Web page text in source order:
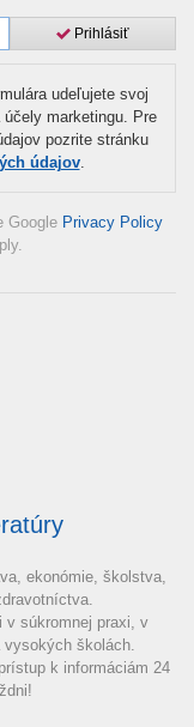
Prihlásiť
udeľujete svoj
marketingu. Pre
pozrite stránku
údajov.
Google Privacy Policy
ekonómie, školstva,
v súkromnej praxi, v
školách.
k informáciám 24